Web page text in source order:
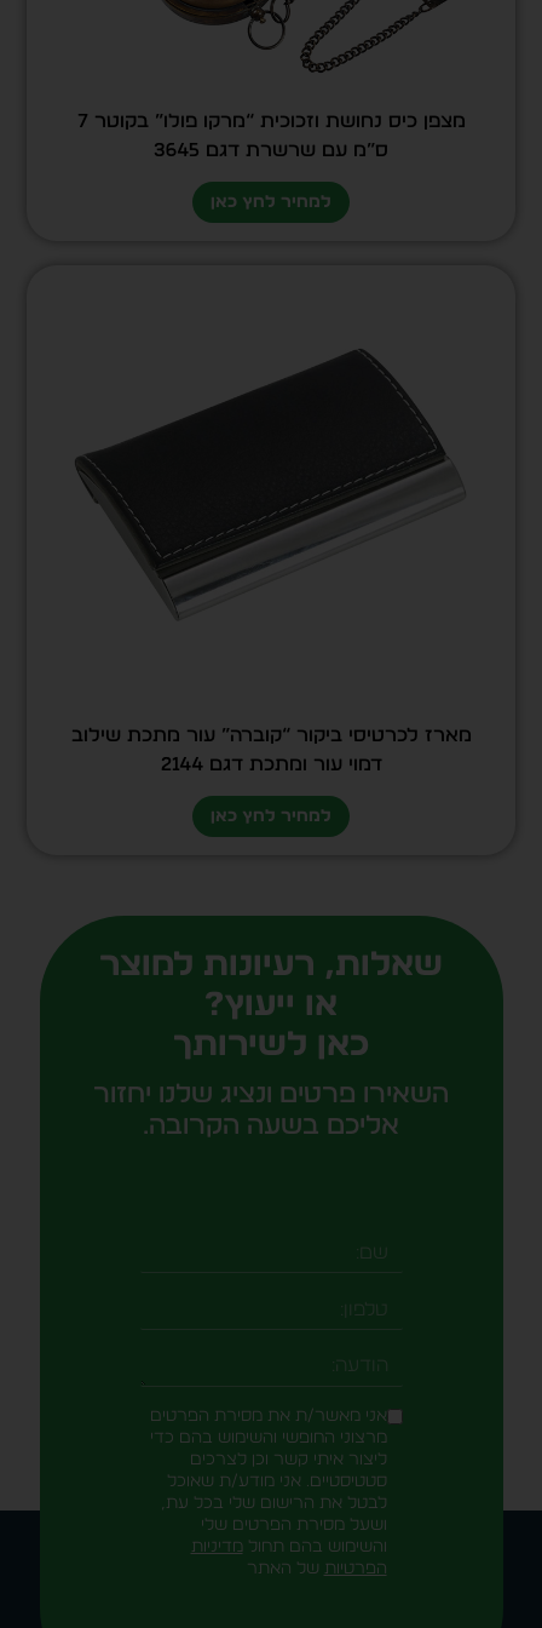
מצפן כיס נחושת וזכוכית “מרקו פולו” בקוטר 7
ס”מ עם שרשרת דגם 3645
למחיר לחץ כאן
מארז לכרטיסי ביקור “קוברה” עור מתכת שילוב
דמוי עור ומתכת דגם 2144
למחיר לחץ כאן
שאלות, רעיונות למוצר
או ייעוץ?
כאן לשירותך
השאירו פרטים ונציג שלנו יחזור
אליכם בשעה הקרובה.
אני מאשר/ת את מסירת הפרטים
מרצוני החופשי והשימוש בהם כדי
ליצור איתי קשר וכן לצרכים
סטטיסטיים. אני מודע/ת שאוכל
לבטל את הרישום שלי בכל עת,
ושעל מסירת הפרטים שלי
והשימוש בהם תחול מדיניות
הפרטיות של האתר